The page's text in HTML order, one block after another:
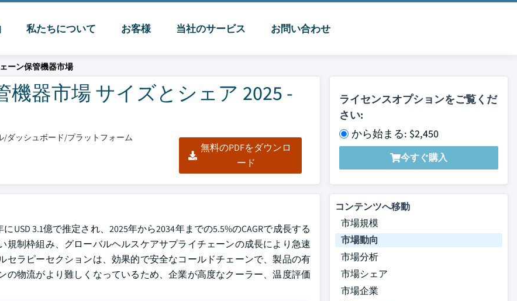
私たちについて お客様 当社のサービス お問い合わせ
ーン保管機器市場
器市場 サイズとシェア 2025 -
/ダッシュボード/プラットフォーム
無料のPDFをダウンロ
ード
ライセンスオプションをご覧くだ
さい:
から始まる: $2,450
今すぐ購入
3.1億で推定され、2025年から2034年までの5.5%のCAGRで成長する
制枠組み、グローバルヘルスケアサプライチェーンの成長により急速
ラピーセクションは、効果的で安全なコールドチェーンで、製品の有
物流がより難しくなっているため、企業が高度なクーラー、温度評価
コンテンツへ移動
市場規模
市場動向
市場分析
市場シェア
市場企業